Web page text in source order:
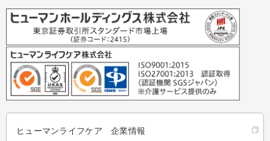
ヒューマンライフケア 企業情報